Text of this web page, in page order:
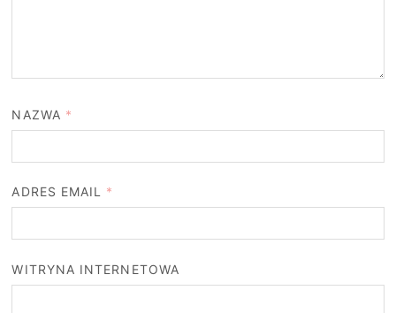
NAZWA *
ADRES EMAIL *
WITRYNA INTERNETOWA